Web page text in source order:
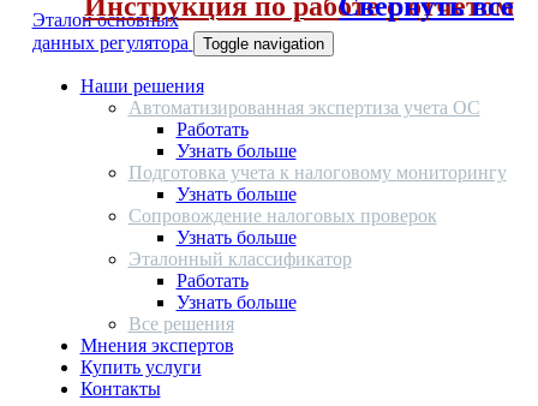
Эталон основных
данных регулятора
Toggle navigation
Наши решения
Автоматизированная экспертиза учета ОС
Работать
Узнать больше
Подготовка учета к налоговому мониторингу
Узнать больше
Сопровождение налоговых проверок
Узнать больше
Эталонный классификатор
Работать
Узнать больше
Все решения
Мнения экспертов
Купить услуги
Контакты